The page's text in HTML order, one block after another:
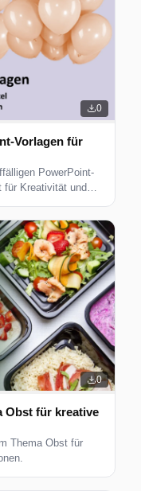
0
Vorlagen für
PowerPoint-
für Kreativität und
0
Obst für kreative
Thema Obst für